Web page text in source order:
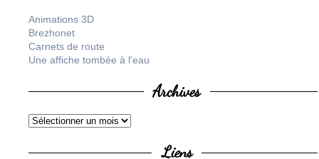
Animations 3D
Brezhonet
Carnets de route
Une affiche tombée à l'eau
Archives
Liens